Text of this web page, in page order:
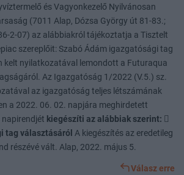
és Vagyonkezelő Nyilvánosan
(7011 Alap, Dózsa György út 81-83.;
2-07) az alábbiakról tájékoztatja a Tisztelt
szereplőit: Szabó Ádám igazgatósági tag
kelt nyilatkozatával lemondott a Futuraqua
Az Igazgatóság 1/2022 (V.5.) sz.
az igazgatóság teljes létszámának
a 2022. 06. 02. napjára meghirdetett
kiegészíti az alábbiak szerint: 
tag választásáról A kiegészítés az eredetileg
részévé vált. Alap, 2022. május 5.
Válasz erre